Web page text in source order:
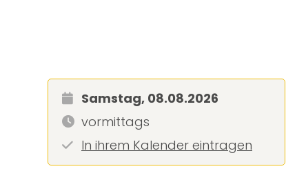
Samstag, 08.08.2026
vormittags
In ihrem Kalender eintragen